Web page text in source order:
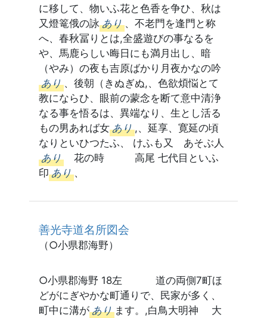
に移して、物いふ花と色香を争ひ、秋は
又燈篭俄の詠 あり 、不老門を逢門と称
へ、春秋冨りとは,全盛遊びの事なるを
や、馬鹿らしい晦日にも満月出し、暗
（やみ）の夜も吉原ばかり月夜かなの吟
あり 、後朝（きぬぎぬ,、色欲煩悩とて
教にならひ、眼前の蒙念を断て意中清浄
なる事を悟るは、異端なり、生とし活る
もの男あれば女 あり ,、延享、寛延の頃
なりといひつたふ、 けふも又 あそぶ人
あり
花の時 高尾 七代目といふ
印 あり 、
善光寺道名所図会
（○小県郡海野）
○小県郡海野 18左 道の両側7町ほ
どがにぎやかな町通りで、民家が多く、
町中に溝が あり ます。,白鳥大明神 大